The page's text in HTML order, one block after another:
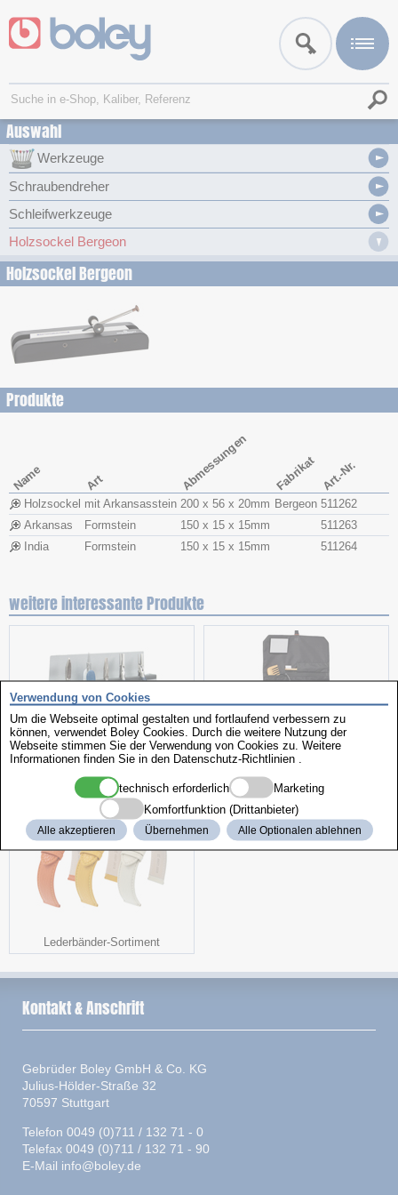
Auswahl
Werkzeuge
Schraubendreher
Schleifwerkzeuge
Holzsockel Bergeon
Holzsockel Bergeon
Produkte
Name Art Abmessungen Fabrikat Art.-Nr.
Holzsockel mit Arkansasstein 200 x 56 x 20mm Bergeon 511262
Arkansas
Formstein 150 x 15 x 15mm
511263
India
Formstein 150 x 15 x 15mm 511264
weitere interessante Produkte
Zangenständer
Lederbänder-Sortiment
Verwendung von Cookies
Um die Webseite optimal gestalten und fortlaufend verbessern zu
können, verwendet Boley Cookies. Durch die weitere Nutzung der
Webseite stimmen Sie der Verwendung von Cookies zu. Weitere
Informationen finden Sie in den Datenschutz-Richtlinien
technisch erforderlich
Marketing
Komfortfunktion (Drittanbieter)
Alle akzeptieren Übernehmen Alle Optionalen ablehnen
Kontakt & Anschrift
Gebrüder Boley GmbH & Co. KG
Julius-Hölder-Straße 32
70597 Stuttgart
Telefon 0049 (0)711 / 132 71 - 0
Telefax 0049 (0)711 / 132 71 - 90
E-Mail info@boley.de